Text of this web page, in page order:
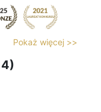
Pokaż więcej >>